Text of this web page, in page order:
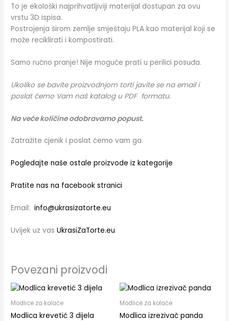
To je ekološki najprihvatljiviji materijal dostupan za ovu
vrstu 3D ispisa.
Postrojenja širom zemlje smještaju PLA kao materijal koji se
može reciklirati i kompostirati.
Samo ručno pranje! Nije moguće prati u perilici posuđa.
Ukoliko se bavite proizvodnjom torti javite se na email i
poslat ćemo Vam naš katalog u PDF formatu.
Na veće količine odobravamo popust.
Zatražite cjenik i poslat ćemo vam ga.
Pogledajte naše ostale proizvode iz kategorije
Pratite nas na facebook stranici
Email:info@ukrasizatorte.eu
Uvijek uz vasUkrasiZaTorte.eu
Povezani proizvodi
Modlice za kolače
Modlica krevetić 3 dijela
Modlice za kolače
Modlica izrezivač panda